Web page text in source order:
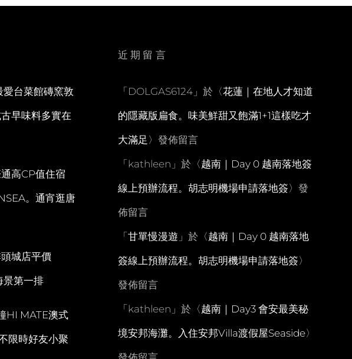
台菜館磚窯敦
早味料多實在
高CP值住宿
。通宵逛唐
城店平價
景第一排
HI MATE澳式
限時好友小聚
近期留言
「 DOLGAS6124」於〈花蓮｜在地人才知道
的隱藏版扁食。味美鮮甜又飽滿1+1這樣吃才
大滿足 〉發佈留言
「 kathleen 」於〈越南｜Day 0 越南落地簽
線上預辦流程。胡志明機場申請落地簽〉發
佈留言
「 甘單慢漫遊 」於〈越南｜Day 0 越南落地
簽線上預辦流程。胡志明機場申請落地簽〉
發佈留言
「 kathleen 」於〈越南｜Day3 會安最美秘
境安邦海灘。入住安邦Villa渡假屋Seaside〉